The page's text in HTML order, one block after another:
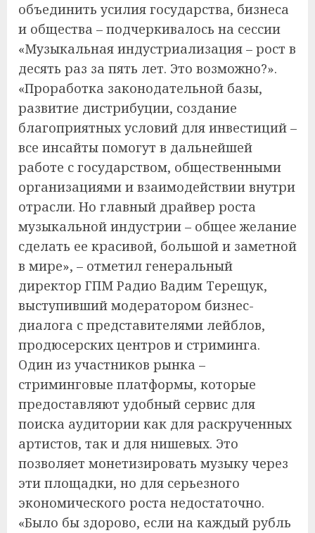
объединить усилия государства, бизнеса
и общества – подчеркивалось на сессии
«Музыкальная индустриализация – рост в
десять раз за пять лет. Это возможно?».
«Проработка законодательной базы,
развитие дистрибуции, создание
благоприятных условий для инвестиций –
все инсайты помогут в дальнейшей
работе с государством, общественными
организациями и взаимодействии внутри
отрасли. Но главный драйвер роста
музыкальной индустрии – общее желание
сделать ее красивой, большой и заметной
в мире», – отметил генеральный
директор ГПМ Радио Вадим Терещук,
выступивший модератором бизнес-
диалога с представителями лейблов,
продюсерских центров и стриминга.
Один из участников рынка –
стриминговые платформы, которые
предоставляют удобный сервис для
поиска аудитории как для раскрученных
артистов, так и для нишевых. Это
позволяет монетизировать музыку через
эти площадки, но для серьезного
экономического роста недостаточно.
«Было бы здорово, если на каждый рубль